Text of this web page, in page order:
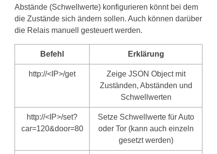
Abstände (Schwellwerte) konfigurieren könnt bei dem
die Zustände sich ändern sollen. Auch können darüber
die Relais manuell gesteuert werden.
Befehl Erklärung
http://<IP>/get
Zeige JSON Object mit
Zuständen, Abständen und
Schwellwerten
http://<IP>/set?
car=120&door=80
Setze Schwellwerte für Auto
oder Tor (kann auch einzeln
gesetzt werden)